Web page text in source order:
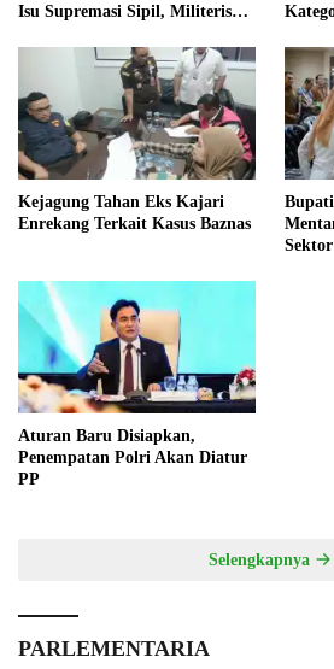
Isu Supremasi Sipil, Militerisasi,
Kejagung Tahan Eks Kajari
Enrekang Terkait Kasus Baznas
Aturan Baru Disiapkan,
Penempatan Polri Akan Diatur
PP
Selengkapnya
PARLEMENTARIA